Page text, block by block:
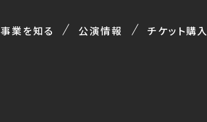
事業を知る 公演情報 チケット購入